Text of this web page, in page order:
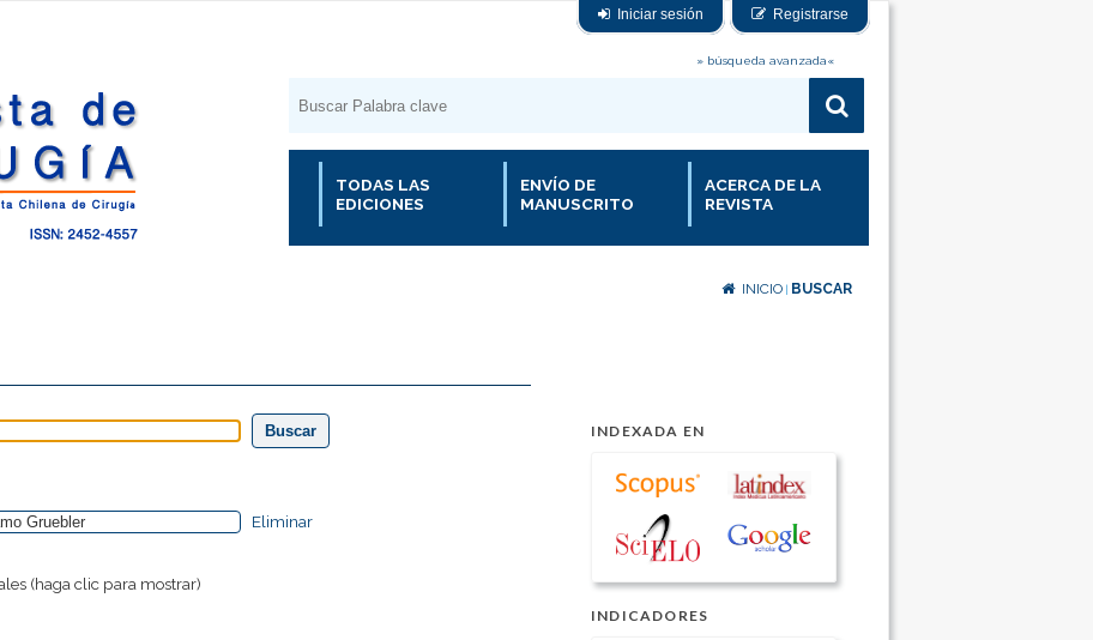
Iniciar sesión Registrarse
» búsqueda avanzada«
TODAS LAS
EDICIONES
ENVÍO DE
MANUSCRITO
ACERCA DE LA
REVISTA
INICIO BUSCAR
INDEXADA EN
INDICADORES
Eliminar
(haga clic para mostrar)